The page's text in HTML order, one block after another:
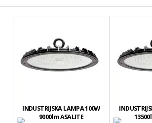
INDUSTRIJSKA LAMPA 100W
9000lm ASALITE